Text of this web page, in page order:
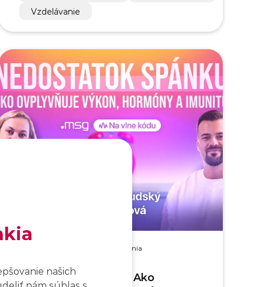
Vzdelávanie
54 min. čítania
Nedostatok spánku: Ako
našich